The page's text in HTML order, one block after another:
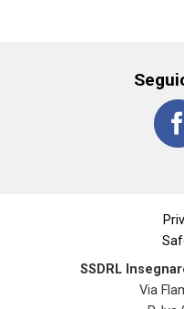
SSDRL
Via